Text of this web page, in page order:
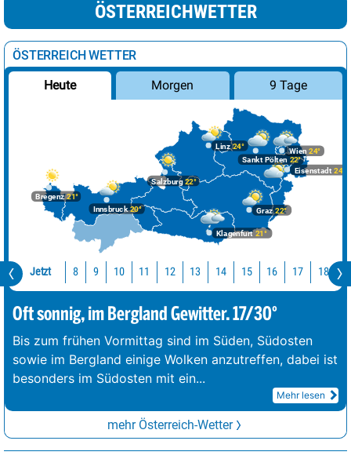
ÖSTERREICHWETTER
ÖSTERREICH WETTER
Heute Morgen 9 Tage
Bregenz21°
Graz22°
Innsbruck20°
Klagenfurt 21°
Linz24°
Salzburg22°
Wien 24°
Eisenstadt 24°
Sankt Pölten 22°
Jetzt 8 9 10 11 12 13 14 15 16 17 18
Oft sonnig, im Bergland Gewitter. 17/30°
Bis zum frühen Vormittag sind im Süden, Südosten
sowie im Bergland einige Wolken anzutreffen, dabei ist
besonders im Südosten mit ein...
Mehr lesen
mehr Österreich-Wetter